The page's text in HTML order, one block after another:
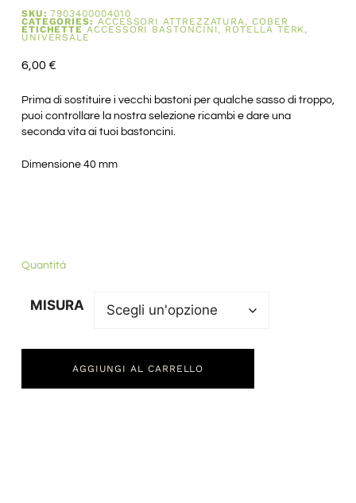
SKU:7903400004010
CATEGORIES: ACCESSORI ATTREZZATURA,COBER
ETICHETTE ACCESSORI BASTONCINI, ROTELLA TERK,
UNIVERSALE
6,00 €
Prima di sostituire i vecchi bastoni per qualche sasso di troppo,
puoi controllare la nostra selezione ricambi e dare una
seconda vita ai tuoi bastoncini.
Dimensione 40 mm
Quantità
MISURA
AGGIUNGI AL CARRELLO